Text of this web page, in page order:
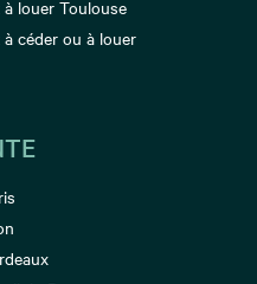
louer Toulouse
céder ou à louer